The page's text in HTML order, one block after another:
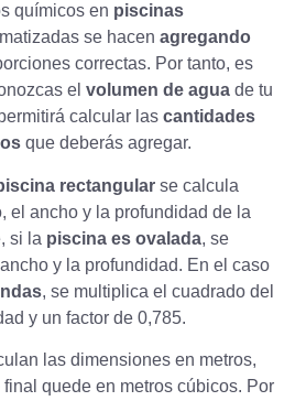
químicos en piscinas
se hacen agregando
correctas. Por tanto, es
el volumen de agua de tu
calcular las cantidades
que deberás agregar.
rectangular se calcula
el ancho y la profundidad de la
si la piscina es ovalada, se
y la profundidad. En el caso
, se multiplica el cuadrado del
y un factor de 0,785.
las dimensiones en metros,
quede en metros cúbicos. Por